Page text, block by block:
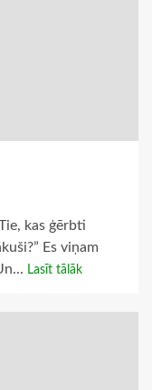
kas ģērbti
Es viņam
Lasīt tālāk